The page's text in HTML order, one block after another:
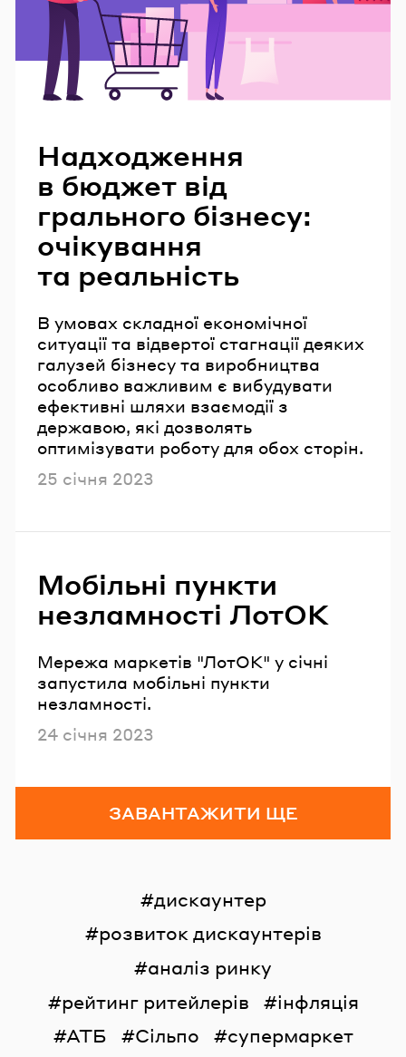
Надходження
в бюджет від
грального бізнесу:
очікування
та реальність
В умовах складної економічної
ситуації та відвертої стагнації деяких
галузей бізнесу та виробництва
особливо важливим є вибудувати
ефективні шляхи взаємодії з
державою, які дозволять
оптимізувати роботу для обох сторін.
Опубліковано
25 січня 2023
Мобільні пункти
незламності ЛотОК
Мережа маркетів "ЛотОК" у січні
запустила мобільні пункти
незламності.
Опубліковано
24 січня 2023
ЗАВАНТАЖИТИ ЩЕ
дискаунтер
розвиток дискаунтерів
аналіз ринку
рейтинг ритейлерів
інфляція
АТБ
Сільпо
супермаркет